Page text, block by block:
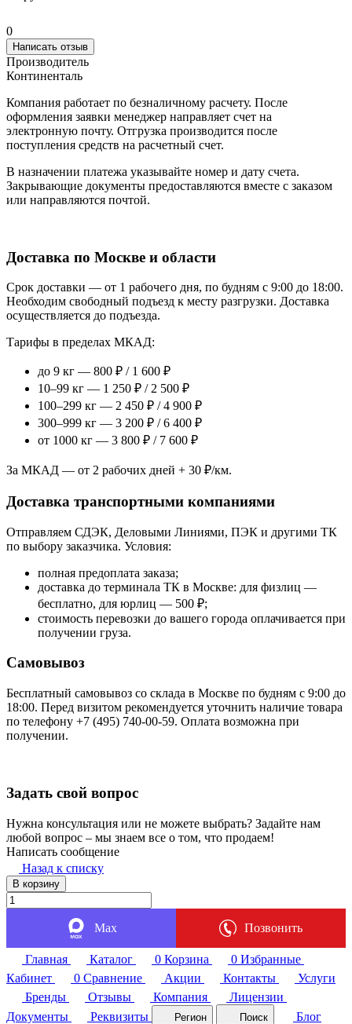
0
Написать отзыв
Производитель
Континенталь
Компания работает по безналичному расчету. После
оформления заявки менеджер направляет счет на
электронную почту. Отгрузка производится после
поступления средств на расчетный счет.
В назначении платежа указывайте номер и дату счета.
Закрывающие документы предоставляются вместе с заказом
или направляются почтой.
Доставка по Москве и области
Срок доставки — от 1 рабочего дня, по будням с 9:00 до 18:00.
Необходим свободный подъезд к месту разгрузки. Доставка
осуществляется до подъезда.
Тарифы в пределах МКАД:
до 9 кг — 800 ₽ / 1 600 ₽
10–99 кг — 1 250 ₽ / 2 500 ₽
100–299 кг — 2 450 ₽ / 4 900 ₽
300–999 кг — 3 200 ₽ / 6 400 ₽
от 1000 кг — 3 800 ₽ / 7 600 ₽
За МКАД — от 2 рабочих дней + 30 ₽/км.
Доставка транспортными компаниями
Отправляем СДЭК, Деловыми Линиями, ПЭК и другими ТК
по выбору заказчика. Условия:
полная предоплата заказа;
доставка до терминала ТК в Москве: для физлиц —
бесплатно, для юрлиц — 500 ₽;
стоимость перевозки до вашего города оплачивается при
получении груза.
Самовывоз
Бесплатный самовывоз со склада в Москве по будням с 9:00 до
18:00. Перед визитом рекомендуется уточнить наличие товара
по телефону +7 (495) 740-00-59. Оплата возможна при
получении.
Задать свой вопрос
Нужна консультация или не можете выбрать? Задайте нам
любой вопрос – мы знаем все о том, что продаем!
Написать сообщение
Назад к списку
В корзину
Max Позвонить
Главная Каталог 0 Корзина 0 Избранные
Кабинет
0 Сравнение Акции Контакты
Услуги
Бренды
Отзывы Компания
Лицензии
Документы
Реквизиты Регион Поиск
Блог